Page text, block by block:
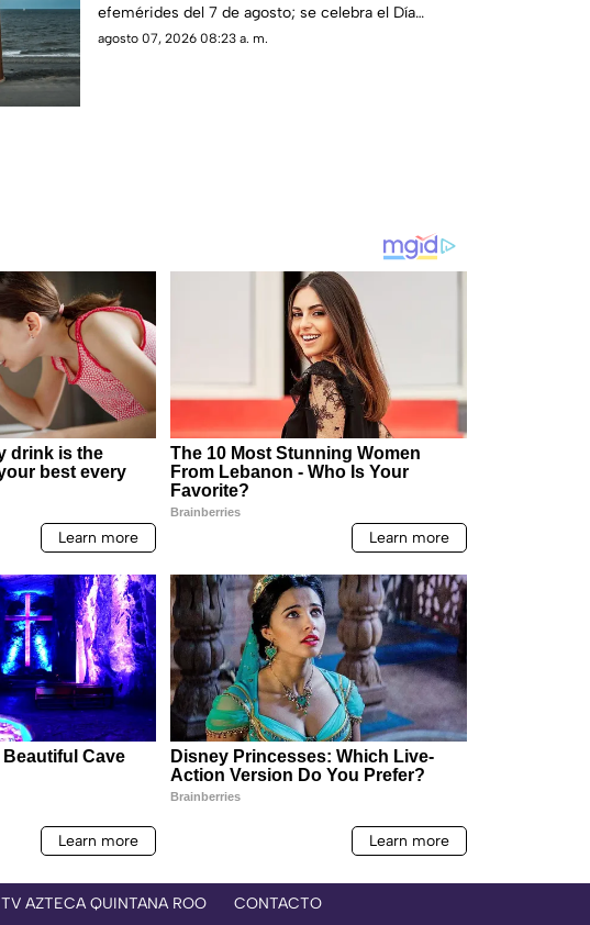
efemérides del 7 de agosto; se celebra el Día
Mundial de los Faros.
agosto 07, 2026 08:23 a. m.
TV AZTECA QUINTANA ROO CONTACTO